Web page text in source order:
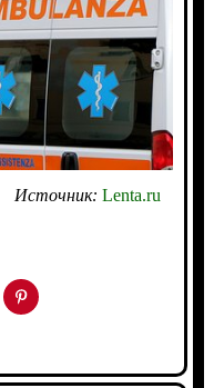
Источник: Lenta.ru